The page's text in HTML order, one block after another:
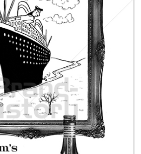
Scharlachberg Weinbrennerei, Wiesbaden
1962